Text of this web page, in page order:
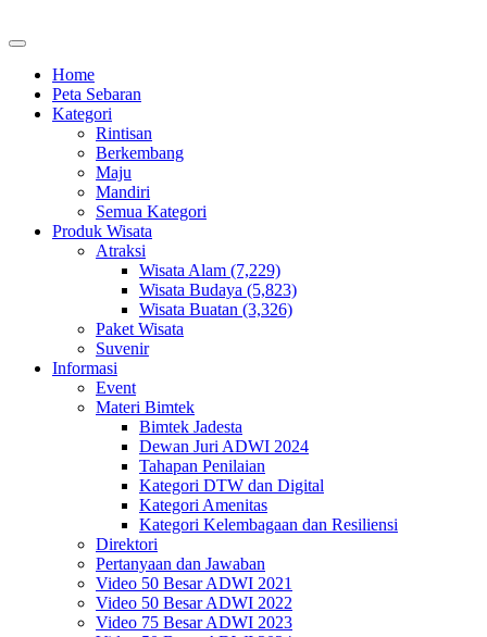
Home
Peta Sebaran
Kategori
Rintisan
Berkembang
Maju
Mandiri
Semua Kategori
Produk Wisata
Atraksi
Wisata Alam (7,229)
Wisata Budaya (5,823)
Wisata Buatan (3,326)
Paket Wisata
Suvenir
Informasi
Event
Materi Bimtek
Bimtek Jadesta
Dewan Juri ADWI 2024
Tahapan Penilaian
Kategori DTW dan Digital
Kategori Amenitas
Kategori Kelembagaan dan Resiliensi
Direktori
Pertanyaan dan Jawaban
Video 50 Besar ADWI 2021
Video 50 Besar ADWI 2022
Video 75 Besar ADWI 2023